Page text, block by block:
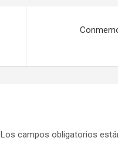
Los campos obligatorios